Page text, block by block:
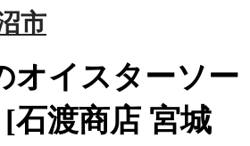
市
オイスターソー
[石渡商店 宮城